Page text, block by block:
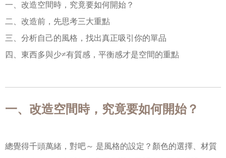
一、改造空間時，究竟要如何開始？
二、改造前，先思考三大重點
三、分析自己的風格，找出真正吸引你的單品
四、東西多與少≠有質感，平衡感才是空間的重點
一、改造空間時，究竟要如何開始？
總覺得千頭萬緒，對吧～ 是風格的設定？顏色的選擇、材質